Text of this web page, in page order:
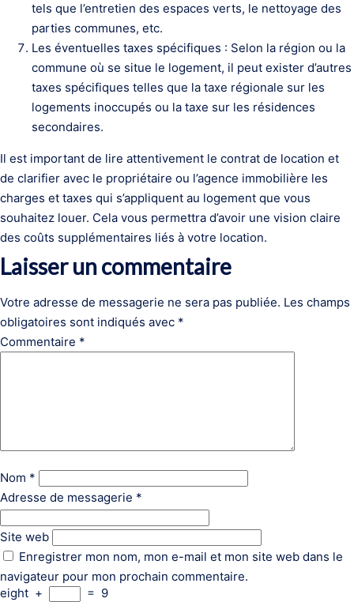
tels que l’entretien des espaces verts, le nettoyage des
parties communes, etc.
Les éventuelles taxes spécifiques : Selon la région ou la
commune où se situe le logement, il peut exister d’autres
taxes spécifiques telles que la taxe régionale sur les
logements inoccupés ou la taxe sur les résidences
secondaires.
Il est important de lire attentivement le contrat de location et
de clarifier avec le propriétaire ou l’agence immobilière les
charges et taxes qui s’appliquent au logement que vous
souhaitez louer. Cela vous permettra d’avoir une vision claire
des coûts supplémentaires liés à votre location.
Laisser un commentaire
Votre adresse de messagerie ne sera pas publiée. Les champs
obligatoires sont indiqués avec *
Commentaire *
Nom *
Adresse de messagerie *
Site web
Enregistrer mon nom, mon e-mail et mon site web dans le
navigateur pour mon prochain commentaire.
eight + = 9